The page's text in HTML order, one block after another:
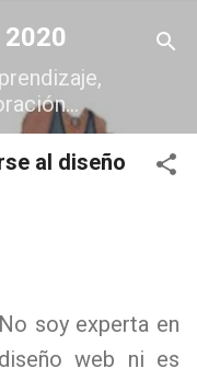
al diseño
No soy experta en
diseño web ni es